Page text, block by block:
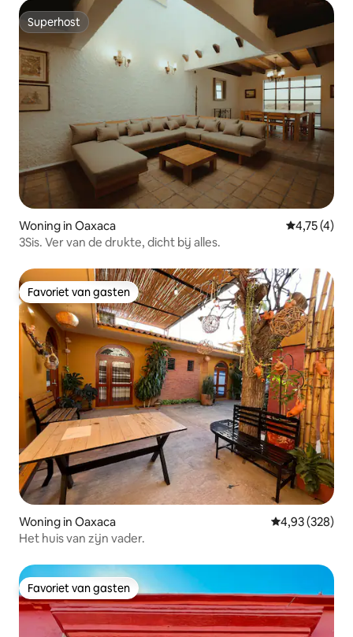
Superhost
Superhost
Woning in Oaxaca
4,75 (4)
3Sis. Ver van de drukte, dicht bij alles.
Favoriet van gasten
Favoriet van gasten
Woning in Oaxaca Gemiddelde
4,93 (328)
Het huis van zijn vader.
Favoriet van gasten
Favoriet van gasten